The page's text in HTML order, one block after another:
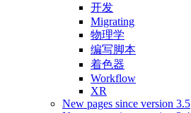
开发
Migrating
物理学
编写脚本
着色器
Workflow
XR
New pages since version 3.5